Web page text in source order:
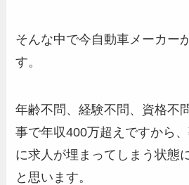
そんな中で今自動車メーカー
す。
年齢不問、経験不問、資格不
事で年収400万超えですから
に求人が埋まってしまう状態
と思います。